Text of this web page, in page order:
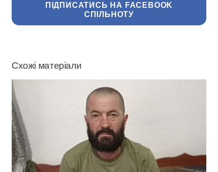
ПІДПИСАТИСЬ НА FACEBOOK
СПІЛЬНОТУ
Схожі матеріали